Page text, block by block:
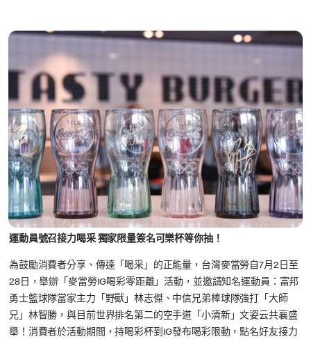
運動員號召接力喝采 獨家限量簽名可樂杯等你抽！
為鼓勵消費者分享、傳達「喝采」的正能量，台灣麥當勞自7月2日至
28日，舉辦「麥當勞IG喝彩零距離」活動，並邀請知名運動員：富邦
勇士籃球隊當家主力「野獸」林志傑、中信兄弟棒球隊強打「大師
兄」林智勝，與目前世界排名第二的空手道「小清新」文姿云共襄盛
舉！消費者於活動期間，持喝彩杯到IG發布喝彩限動，點名好友接力